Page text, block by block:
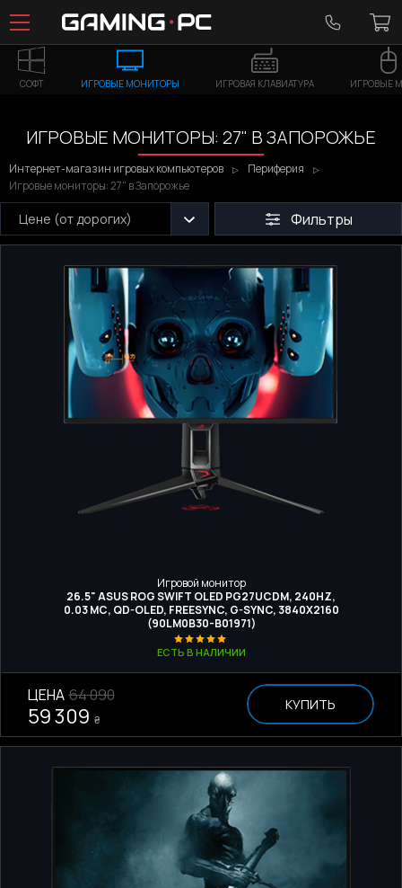
СОФТ ИГРОВЫЕ МОНИТОРЫ ИГРОВАЯ КЛАВИАТУРА ИГРОВЫЕ
ИГРОВЫЕ МОНИТОРЫ: 27" В ЗАПОРОЖЬЕ
Интернет-магазин игровых компьютеров
Периферия
Игровые мониторы: 27" в Запорожье
Цене (от дорогих) Фильтры
Игровой монитор
26.5" ASUS ROG SWIFT OLED PG27UCDM, 240HZ,
0.03 МС, QD-OLED, FREESYNC, G-SYNC, 3840X2160
(90LM0B30-B01971)
ЕСТЬ В НАЛИЧИИ
ЦЕНА 64 090
59 309 ₴
КУПИТЬ